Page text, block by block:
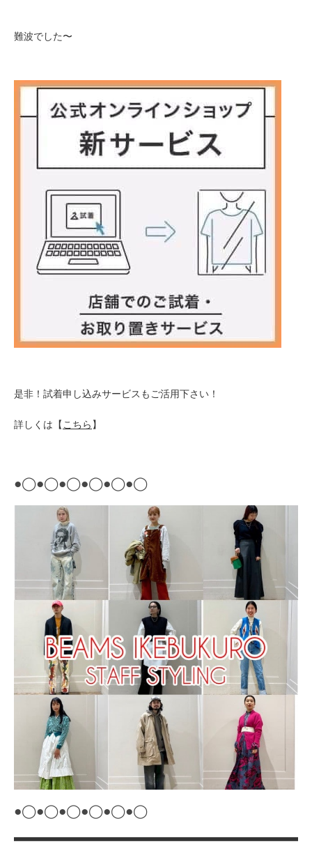
難波でした〜
是非！試着申し込みサービスもご活用下さい！
詳しくは【 こちら 】
●◯●◯●◯●◯●◯●◯
●◯●◯●◯●◯●◯●◯